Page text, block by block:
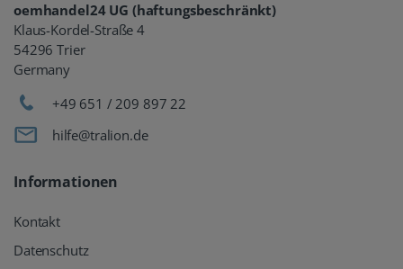
oemhandel24 UG (haftungsbeschränkt)
Klaus-Kordel-Straße 4
54296 Trier
Germany
+49 651 / 209 897 22
hilfe@tralion.de
Informationen
Kontakt
Datenschutz